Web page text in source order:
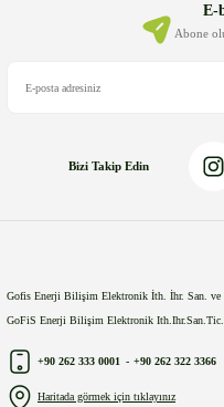
E-
Abone
Bizi Takip Edin
Gofis Enerji Bilişim Elektronik İth. İhr. San. ve
GoFiS Enerji Bilişim Elektronik
+90 262 333 0001 - +90 262 322 3366
Haritada görmek için tıklayınız